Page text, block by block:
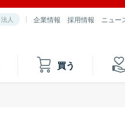
法人 企業情報 採用情報 ニュー
買う